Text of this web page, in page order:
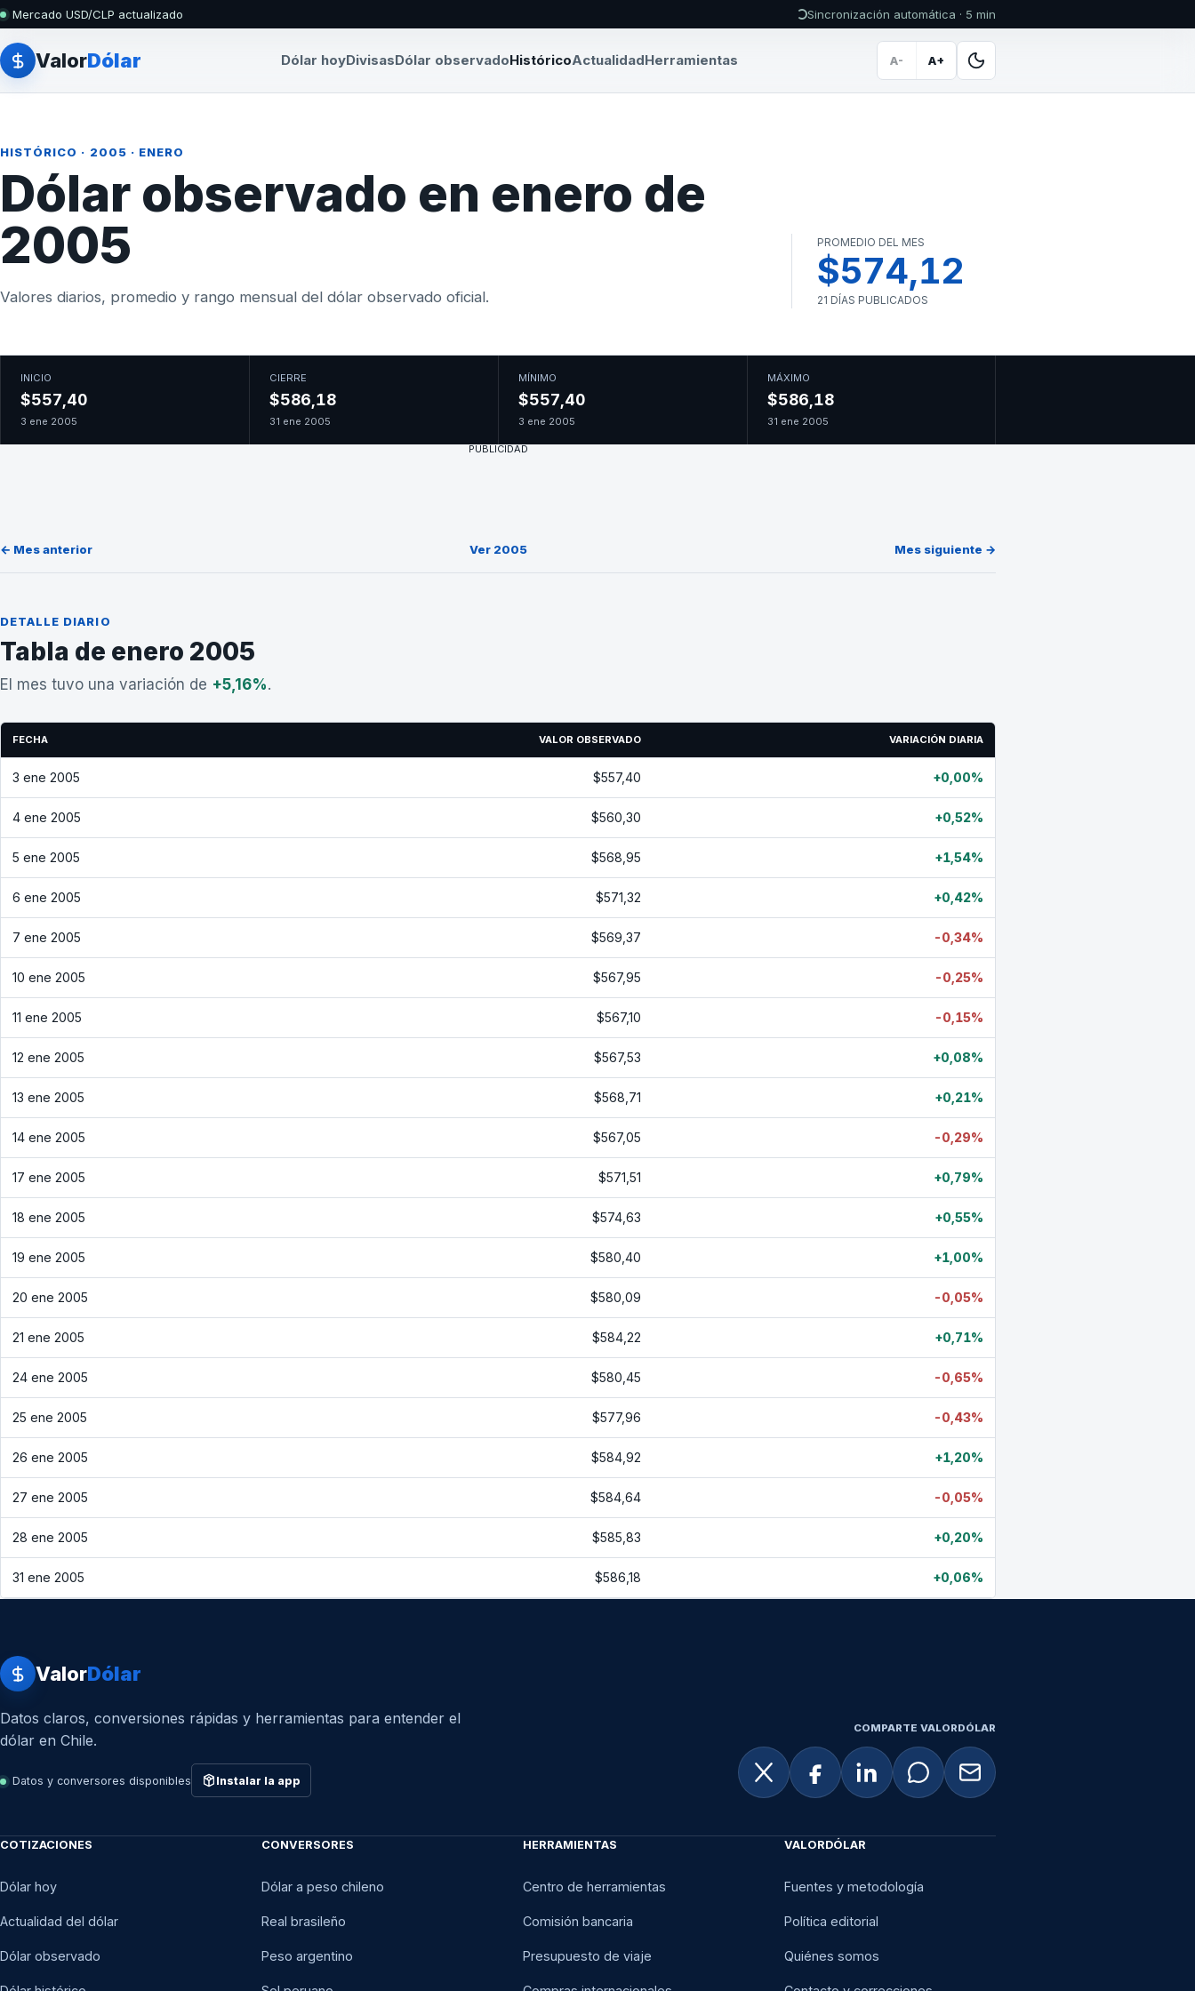
Mercado USD/CLP actualizado Sincronización automática · 5 min
ValorDólar Dólar hoyDivisasDólar observadoHistóricoActualidadHerramientas A- A+
HISTÓRICO · 2005 · ENERO
Dólar observado en enero de
2005
Valores diarios, promedio y rango mensual del dólar observado oficial.
PROMEDIO DEL MES
$574,12
21 DÍAS PUBLICADOS
INICIO
$557,40
3 ene 2005
CIERRE
$586,18
31 ene 2005
MÍNIMO
$557,40
3 ene 2005
MÁXIMO
$586,18
31 ene 2005
PUBLICIDAD
← Mes anterior Ver 2005 Mes siguiente →
DETALLE DIARIO
Tabla de enero 2005
El mes tuvo una variación de +5,16%.
FECHA VALOR OBSERVADO VARIACIÓN DIARIA
3 ene 2005 $557,40 +0,00%
4 ene 2005 $560,30 +0,52%
5 ene 2005 $568,95 +1,54%
6 ene 2005 $571,32 +0,42%
7 ene 2005 $569,37 -0,34%
10 ene 2005 $567,95 -0,25%
11 ene 2005 $567,10 -0,15%
12 ene 2005 $567,53 +0,08%
13 ene 2005 $568,71 +0,21%
14 ene 2005 $567,05 -0,29%
17 ene 2005 $571,51 +0,79%
18 ene 2005 $574,63 +0,55%
19 ene 2005 $580,40 +1,00%
20 ene 2005 $580,09 -0,05%
21 ene 2005 $584,22 +0,71%
24 ene 2005 $580,45 -0,65%
25 ene 2005 $577,96 -0,43%
26 ene 2005 $584,92 +1,20%
27 ene 2005 $584,64 -0,05%
28 ene 2005 $585,83 +0,20%
31 ene 2005 $586,18 +0,06%
ValorDólar
Datos claros, conversiones rápidas y herramientas para entender el
dólar en Chile.
Datos y conversores disponibles Instalar la app
COMPARTE VALORDÓLAR
COTIZACIONES
Dólar hoy
Actualidad del dólar
Dólar observado
CONVERSORES
Dólar a peso chileno
Real brasileño
Peso argentino
HERRAMIENTAS
Centro de herramientas
Comisión bancaria
Presupuesto de viaje
VALORDÓLAR
Fuentes y metodología
Política editorial
Quiénes somos